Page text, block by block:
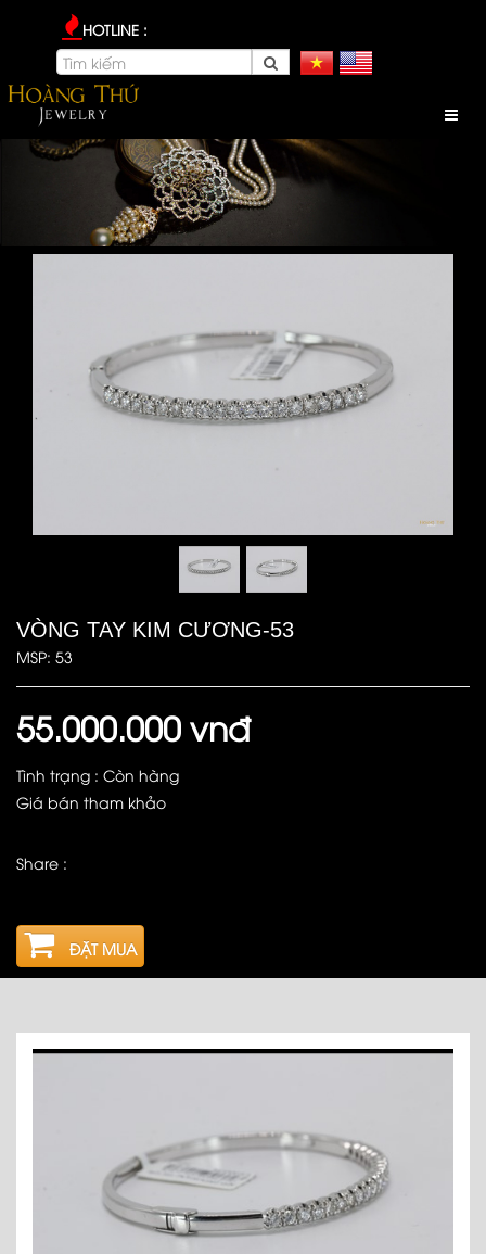
HOTLINE :
VÒNG TAY KIM CƯƠNG-53
MSP: 53
55.000.000 vnđ
Tình trạng : Còn hàng
Giá bán tham khảo
Share :
ĐẶT MUA